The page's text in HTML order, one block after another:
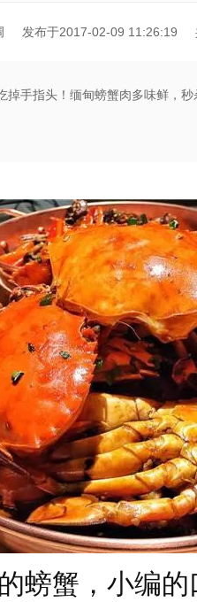
发布于2017-02-09 11:26:19
掉手指头！缅甸螃蟹肉多味鲜，
螃蟹， 小编的